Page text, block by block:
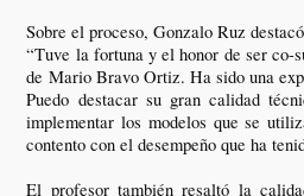
Sobre el proceso, Gonzalo Ruz
“Tuve la fortuna y el honor de ser co-
de Mario Bravo Ortiz. Ha sido una
Puedo destacar su gran calidad
implementar los modelos que se
contento con el desempeño que ha
El profesor también resaltó la